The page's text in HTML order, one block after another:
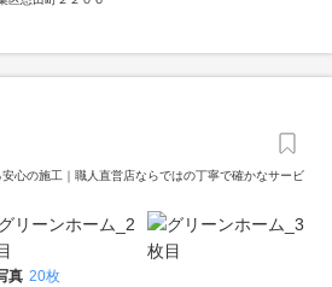
心の施工｜職人直営店ならではの丁寧で確かなサービ
真 20枚